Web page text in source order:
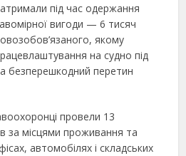
під час одержання
вигоди — 6 тисяч
якому
на судно під
безперешкодний перетин
провели 13
за місцями проживання та
автомобілях і складських